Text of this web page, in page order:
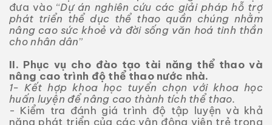
đưa vào “Dự án nghiên cứu các giải pháp hỗ trợ
phát triển thể dục thể thao quần chúng nhằm
nâng cao sức khoẻ và đời sống văn hoá tinh thần
cho nhân dân”
II. Phục vụ cho đào tạo tài năng thể thao và
nâng cao trình độ thể thao nước nhà.
1- Kết hợp khoa học tuyển chọn với khoa học
huấn luyện để nâng cao thành tích thể thao.
- Kiểm tra đánh giá trình độ tập luyện và khả
năng phát triển của các vận động viên trẻ trọng